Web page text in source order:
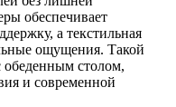
обеспечивает
а текстильная
ощущения. Такой
обеденным столом,
и современной